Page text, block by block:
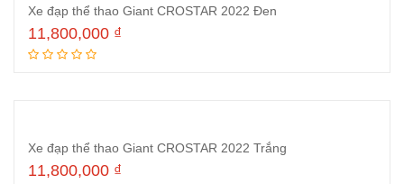
Xe đạp thể thao Giant CROSTAR 2022 Đen
11,800,000 ₫
Xe đạp thể thao Giant CROSTAR 2022 Trắng
11,800,000 ₫